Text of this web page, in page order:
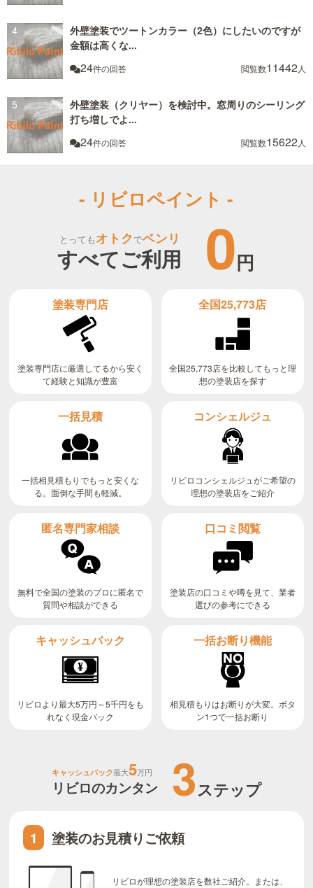
外壁塗装でツートンカラー（2色）にしたいのですが
金額は高くな...
24件の回答 閲覧数11442人
外壁塗装（クリヤー）を検討中。窓周りのシーリング
打ち増しでよ...
24件の回答 閲覧数15622人
- リビロペイント -
とってもオトクでベンリ
すべてご利用 0円
塗装専門店
塗装専門店に厳選してるから安く
て経験と知識が豊富
全国25,773店
全国25,773店を比較してもっと理
想の塗装店を探す
一括見積
一括相見積もりでもっと安くな
る。面倒な手間も軽減。
コンシェルジュ
リビロコンシェルジュがご希望の
理想の塗装店をご紹介
匿名専門家相談
無料で全国の塗装のプロに匿名で
質問や相談ができる
口コミ閲覧
塗装店の口コミや噂を見て、業者
選びの参考にできる
キャッシュバック
リビロより最大5万円～5千円をも
れなく現金バック
一括お断り機能
相見積もりはお断りが大変。ボタ
ン1つで一括お断り
キャッシュバック最大5万円
リビロのカンタン 3ステップ
1 塗装のお見積りご依頼
リビロが理想の塗装店を数社ご紹介。または、